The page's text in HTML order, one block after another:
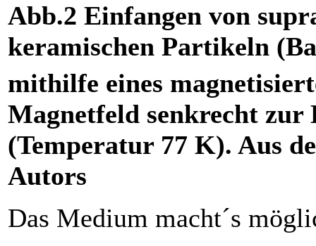
Abb.2 Einfangen von
keramischen Partikeln (Ba
mithilfe eines
Magnetfeld senkrecht zur
(Temperatur 77 K). Aus
Autors
Das Medium macht´s